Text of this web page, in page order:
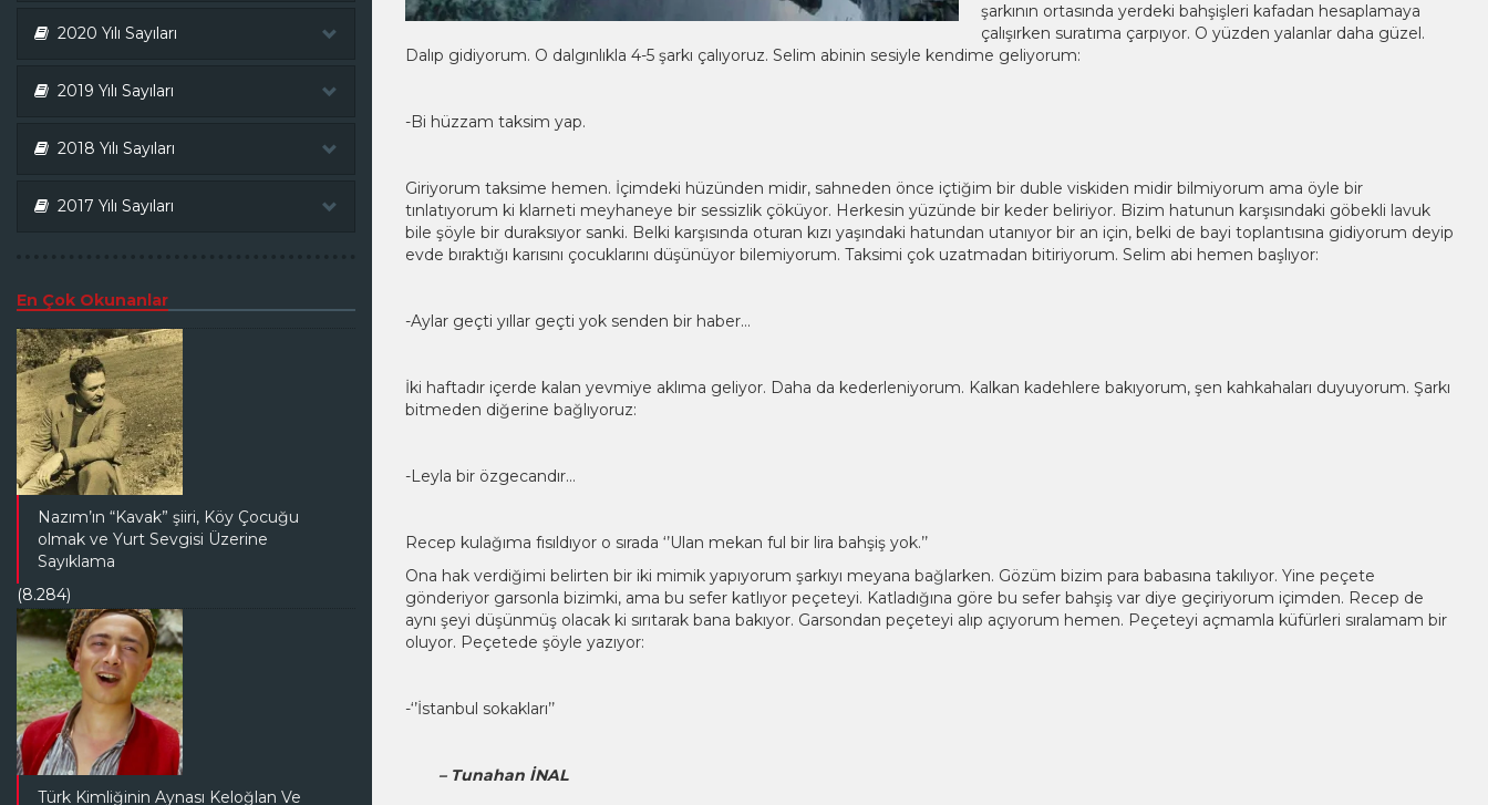
2020 Yılı Sayıları
2019 Yılı Sayıları
2018 Yılı Sayıları
2017 Yılı Sayıları
En Çok Okunanlar
Nazım’ın “Kavak” şiiri, Köy Çocuğu
olmak ve Yurt Sevgisi Üzerine
Sayıklama
(8.284)
Türk Kimliğinin Aynası Keloğlan Ve
şarkının ortasında yerdeki bahşişleri kafadan hesaplamaya
çalışırken suratıma çarpıyor. O yüzden yalanlar daha güzel.
Dalıp gidiyorum. O dalgınlıkla 4-5 şarkı çalıyoruz. Selim abinin sesiyle kendime geliyorum:
-Bi hüzzam taksim yap.
Giriyorum taksime hemen. İçimdeki hüzünden midir, sahneden önce içtiğim bir duble viskiden midir bilmiyorum ama öyle bir
tınlatıyorum ki klarneti meyhaneye bir sessizlik çöküyor. Herkesin yüzünde bir keder beliriyor. Bizim hatunun karşısındaki göbekli lavuk
bile şöyle bir duraksıyor sanki. Belki karşısında oturan kızı yaşındaki hatundan utanıyor bir an için, belki de bayi toplantısına gidiyorum deyip
evde bıraktığı karısını çocuklarını düşünüyor bilemiyorum. Taksimi çok uzatmadan bitiriyorum. Selim abi hemen başlıyor:
-Aylar geçti yıllar geçti yok senden bir haber…
İki haftadır içerde kalan yevmiye aklıma geliyor. Daha da kederleniyorum. Kalkan kadehlere bakıyorum, şen kahkahaları duyuyorum. Şarkı
bitmeden diğerine bağlıyoruz:
-Leyla bir özgecandır…
Recep kulağıma fısıldıyor o sırada ‘’Ulan mekan ful bir lira bahşiş yok.’’
Ona hak verdiğimi belirten bir iki mimik yapıyorum şarkıyı meyana bağlarken. Gözüm bizim para babasına takılıyor. Yine peçete
gönderiyor garsonla bizimki, ama bu sefer katlıyor peçeteyi. Katladığına göre bu sefer bahşiş var diye geçiriyorum içimden. Recep de
aynı şeyi düşünmüş olacak ki sırıtarak bana bakıyor. Garsondan peçeteyi alıp açıyorum hemen. Peçeteyi açmamla küfürleri sıralamam bir
oluyor. Peçetede şöyle yazıyor:
-‘’İstanbul sokakları’’
– Tunahan İNAL